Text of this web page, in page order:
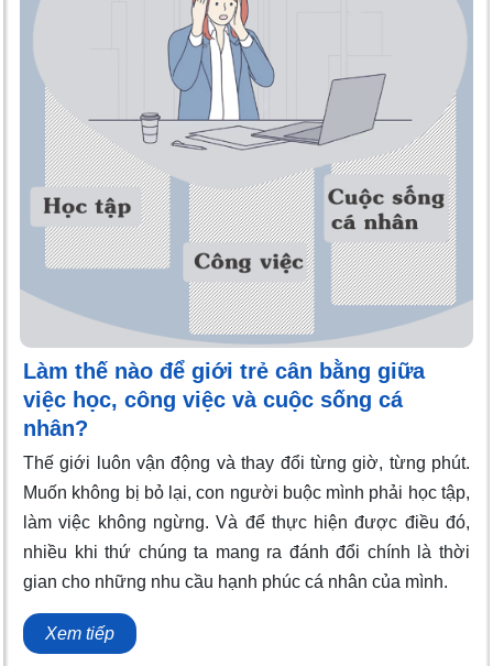
Làm thế nào để giới trẻ cân bằng giữa
việc học, công việc và cuộc sống cá
nhân?
Thế giới luôn vận động và thay đổi từng giờ, từng phút.
Muốn không bị bỏ lại, con người buộc mình phải học tập,
làm việc không ngừng. Và để thực hiện được điều đó,
nhiều khi thứ chúng ta mang ra đánh đổi chính là thời
gian cho những nhu cầu hạnh phúc cá nhân của mình.
Xem tiếp